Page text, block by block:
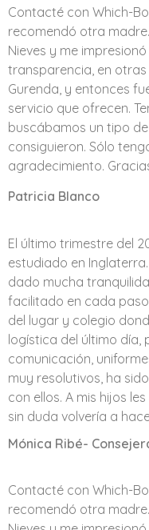
Contacté con Which-
recomendó otra
Nieves y me
transparencia, en
Gurenda, y entonces
servicio que ofrecen.
buscábamos un tipo
consiguieron. Sólo
agradecimiento.
Patricia Blanco
El último trimestre del
estudiado en
dado mucha
facilitado en cada
del lugar y colegio
logística del último
comunicación,
muy resolutivos, ha
con ellos. A mis hijos
sin duda volvería a
Mónica Ribé-
Contacté con Which-
recomendó otra